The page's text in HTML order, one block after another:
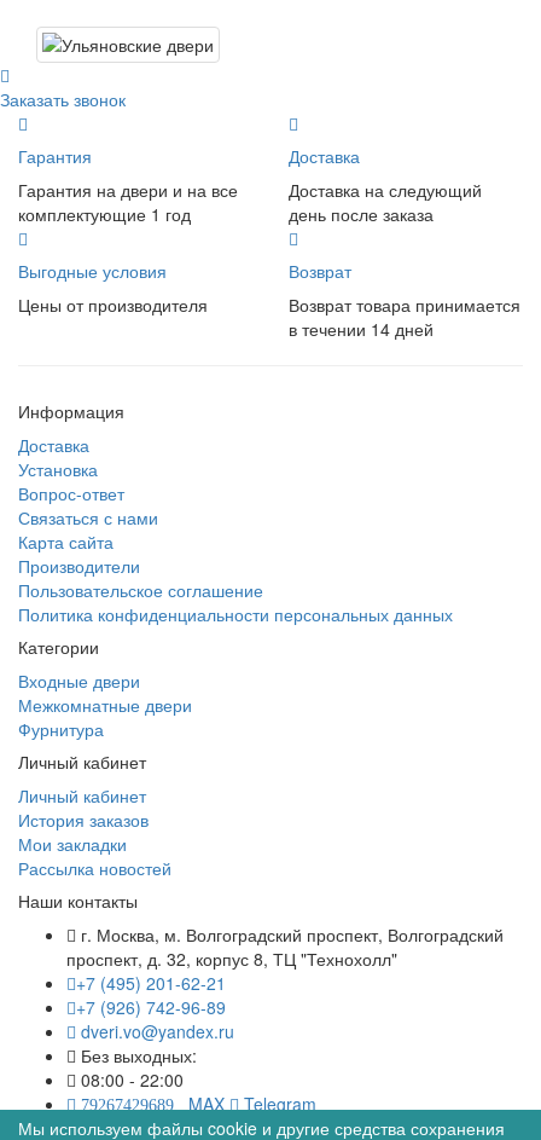
Заказать звонок
Гарантия
Гарантия на двери и на все
комплектующие 1 год
Доставка
Доставка на следующий
день после заказа
Выгодные условия
Цены от производителя
Возврат
Возврат товара принимается
в течении 14 дней
Информация
Доставка
Установка
Вопрос-ответ
Связаться с нами
Карта сайта
Производители
Пользовательское соглашение
Политика конфиденциальности персональных данных
Категории
Входные двери
Межкомнатные двери
Фурнитура
Личный кабинет
Личный кабинет
История заказов
Мои закладки
Рассылка новостей
Наши контакты
г. Москва, м. Волгоградский проспект, Волгоградский
проспект, д. 32, корпус 8, ТЦ "Технохолл"
+7 (495) 201-62-21
+7 (926) 742-96-89
dveri.vo@yandex.ru
Без выходных:
08:00 - 22:00
79267429689 MAX
Telegram
Мы используем файлы cookie и другие средства сохранения